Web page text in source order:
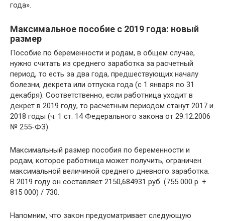
года».
Максимальное пособие с 2019 года: новый
размер
Пособие по беременности и родам, в общем случае,
нужно считать из среднего заработка за расчетный
период, то есть за два года, предшествующих началу
болезни, декрета или отпуска года (с 1 января по 31
декабря). Соответственно, если работница уходит в
декрет в 2019 году, то расчетным периодом станут 2017 и
2018 годы (ч. 1 ст. 14 Федерального закона от 29.12.2006
№ 255-ФЗ).
Максимальный размер пособия по беременности и
родам, которое работница может получить, ограничен
максимальной величиной среднего дневного заработка.
В 2019 году он составляет 2150,684931 руб. (755 000 р. +
815 000) / 730.
Напомним, что закон предусматривает следующую